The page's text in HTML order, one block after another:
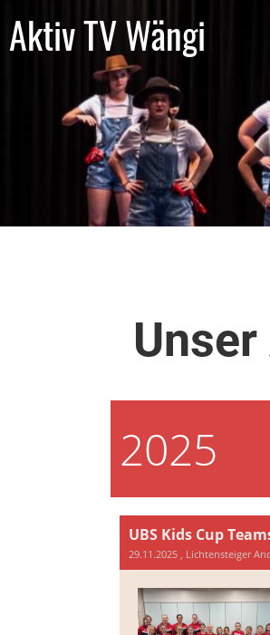
Aktiv TV Wängi
2025
UBS Kids Cup
29.11.2025 , Lichtensteiger